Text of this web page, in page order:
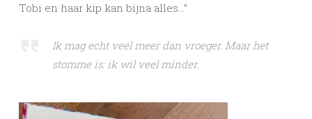
Tobi en haar kip kan bijna alles…”
Ik mag echt veel meer dan vroeger. Maar het
stomme is: ik wil veel minder.